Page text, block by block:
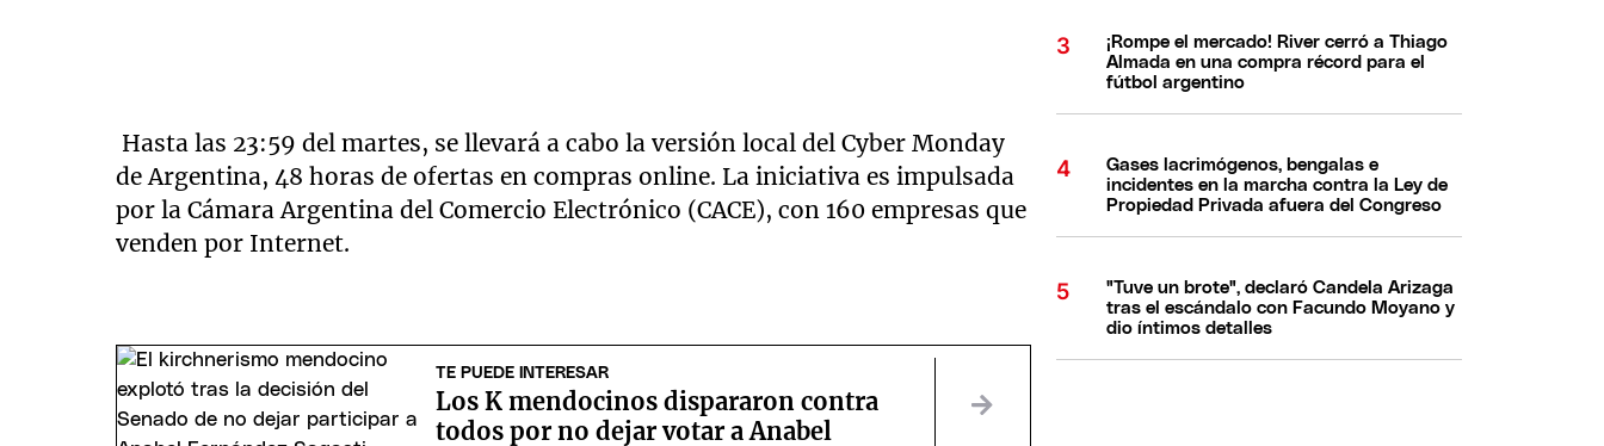
Hasta las 23:59 del martes, se llevará a cabo la versión local del Cyber Monday
de Argentina, 48 horas de ofertas en compras online. La iniciativa es impulsada
por la Cámara Argentina del Comercio Electrónico (CACE), con 160 empresas que
venden por Internet.
TE PUEDE INTERESAR
Los K mendocinos dispararon contra
todos por no dejar votar a Anabel
¡Rompe el mercado! River cerró a Thiago
Almada en una compra récord para el
fútbol argentino
Gases lacrimógenos, bengalas e
incidentes en la marcha contra la Ley de
Propiedad Privada afuera del Congreso
"Tuve un brote", declaró Candela Arizaga
tras el escándalo con Facundo Moyano y
dio íntimos detalles